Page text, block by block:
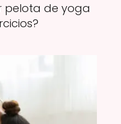
pelota de yoga